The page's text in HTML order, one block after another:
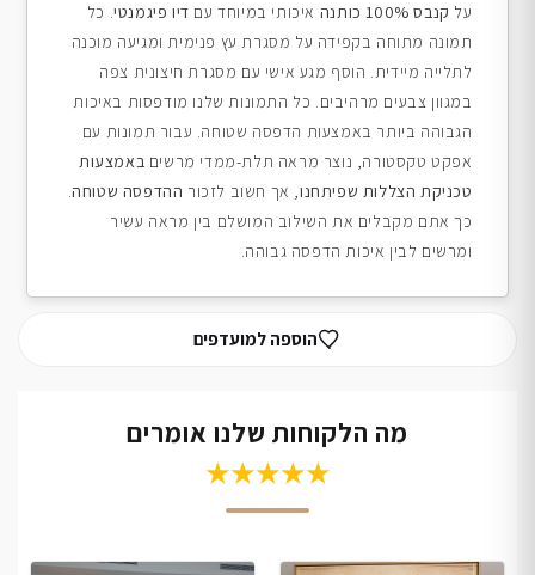
על קנבס 100% כותנה איכותי במיוחד עם דיו פיגמנטי. כל
תמונה מתוחה בקפידה על מסגרת עץ פנימית ומגיעה מוכנה
לתלייה מיידית. הוסף מגע אישי עם מסגרת חיצונית צפה
במגוון צבעים מרהיבים. כל התמונות שלנו מודפסות באיכות
הגבוהה ביותר באמצעות הדפסה שטוחה. עבור תמונות עם
אפקט טקסטורה, נוצר מראה תלת-ממדי מרשים באמצעות
טכניקת הצללות שפיתחנו, אך חשוב לזכור ההדפסה שטוחה.
כך אתם מקבלים את השילוב המושלם בין מראה עשיר
ומרשים לבין איכות הדפסה גבוהה.
הוספה למועדפים
מה הלקוחות שלנו אומרים
★★★★★